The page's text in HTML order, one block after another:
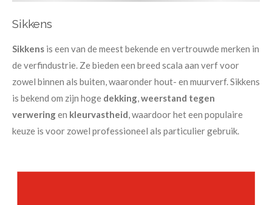
Sikkens
Sikkens is een van de meest bekende en vertrouwde merken in
de verfindustrie. Ze bieden een breed scala aan verf voor
zowel binnen als buiten, waaronder hout- en muurverf. Sikkens
is bekend om zijn hoge dekking,weerstand tegen
verweringen kleurvastheid, waardoor het een populaire
keuze is voor zowel professioneel als particulier gebruik.